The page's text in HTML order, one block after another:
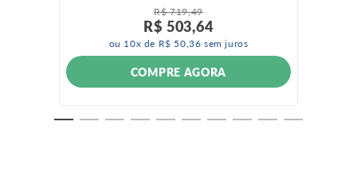
R$ 719,49
R$ 503,64
ou 10x de R$ 50,36 sem juros
COMPRE AGORA